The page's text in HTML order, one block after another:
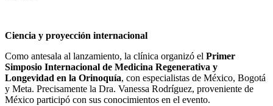
Ciencia y proyección internacional
Como antesala al lanzamiento, la clínica organizó el Primer
Simposio Internacional de Medicina Regenerativa y
Longevidad en la Orinoquía, con especialistas de México, Bogotá
y Meta. Precisamente la Dra. Vanessa Rodríguez, proveniente de
México participó con sus conocimientos en el evento.